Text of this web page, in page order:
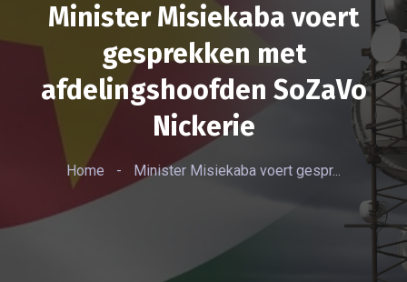
Minister Misiekaba voert
gesprekken met
afdelingshoofden SoZaVo
Nickerie
Home - Minister Misiekaba voert gespr...